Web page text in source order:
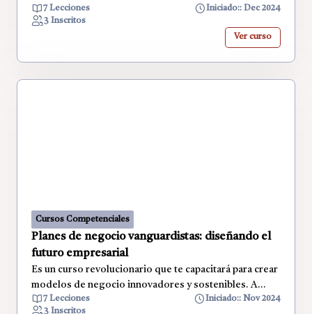
7 Lecciones
Iniciado:: Dec 2024
3 Inscritos
Ver curso
Cursos Competenciales
Planes de negocio vanguardistas: diseñando el
futuro empresarial
Es un curso revolucionario que te capacitará para crear
modelos de negocio innovadores y sostenibles. A
través de cinco módulos intensivos, aprenderás a
7 Lecciones
Iniciado:: Nov 2024
3 Inscritos